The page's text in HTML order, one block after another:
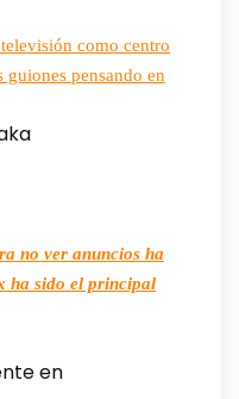
como centro
pensando en
no ver anuncios ha
ha sido el principal
en